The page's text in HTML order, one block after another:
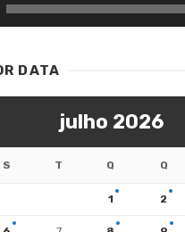
DATA
julho 2026
S T Q Q
1 2